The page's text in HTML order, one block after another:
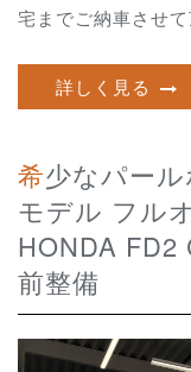
宅までご納車させて
詳しく見る
希少なパールホワイト 後期180系最終
モデル フル
HONDA FD2
前整備